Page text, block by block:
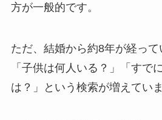
方が一般的です。
ただ、結婚から約8年が経って
「子供は何人いる？」「すで
は？」という検索が増えていま